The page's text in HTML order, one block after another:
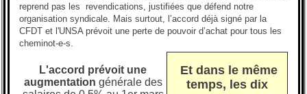
reprend pas les revendications, justifiées que défend notre
organisation syndicale. Mais surtout, l’accord déjà signé par la
CFDT et l'UNSA prévoit une perte de pouvoir d’achat pour tous les
cheminot-e-s.
Et dans le même
temps, les dix
L'accord prévoit une
augmentation générale des